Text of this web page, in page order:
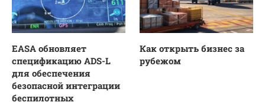
EASA обновляет
спецификацию ADS-L
для обеспечения
безопасной интеграции
беспилотных
Как открыть бизнес за
рубежом